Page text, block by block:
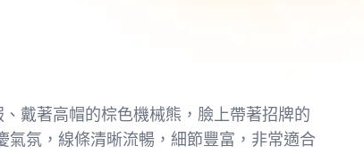
戴著高帽的棕色機械熊，臉上帶著招牌的
氛，線條清晰流暢，細節豐富，非常適合